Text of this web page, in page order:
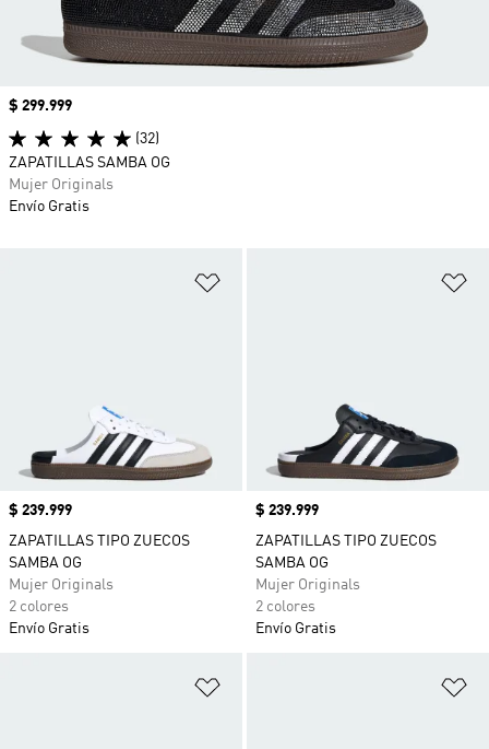
Precio
$ 239.999
ZAPATILLAS TIPO ZUECOS
SAMBA OG
Mujer Originals
2 colores
Envío Gratis
Precio
$ 239.999
ZAPATILLAS TIPO ZUECOS
SAMBA OG
Mujer Originals
2 colores
Envío Gratis
Precio
$ 299.999
(32)
ZAPATILLAS SAMBA OG
Mujer Originals
Envío Gratis